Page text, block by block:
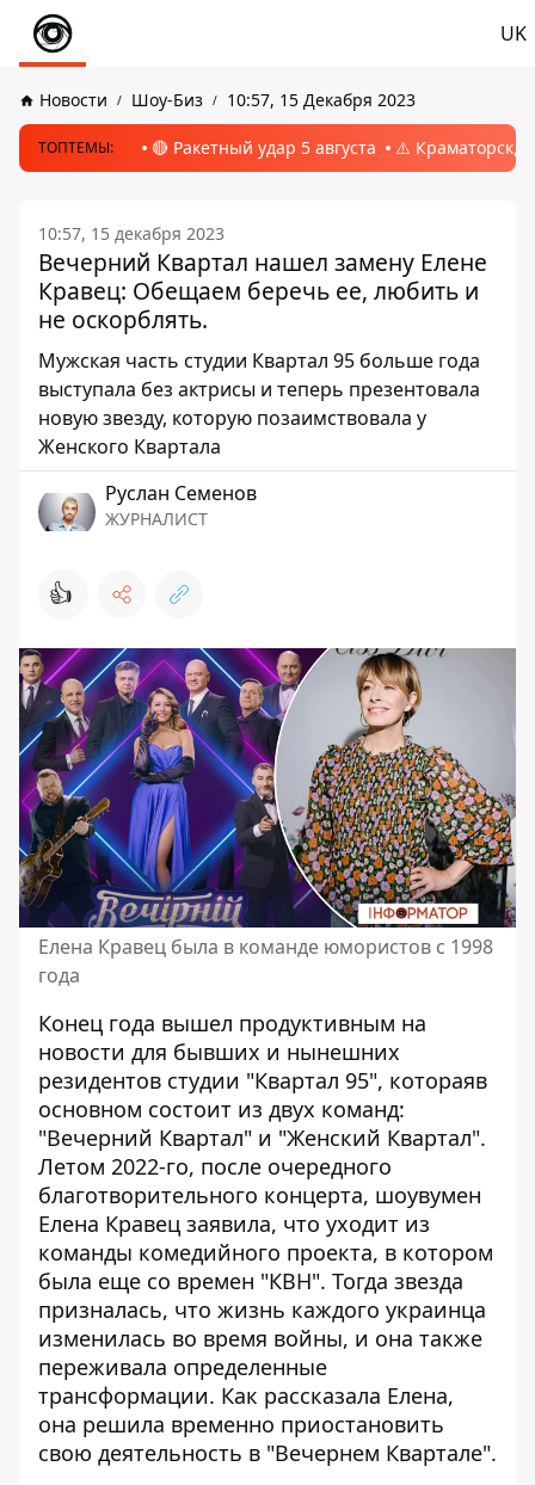
UK
Новости Шоу-Биз 10:57, 15 Декабря 2023
ТОПТЕМЫ: 🔴 Ракетный удар 5 августа ⚠️ Краматорск,
10:57, 15 декабря 2023
Вечерний Квартал нашел замену Елене
Кравец: Обещаем беречь ее, любить и
не оскорблять.
Мужская часть студии Квартал 95 больше года
выступала без актрисы и теперь презентовала
новую звезду, которую позаимствовала у
Женского Квартала
Руслан Семенов
ЖУРНАЛИСТ
👍
Елена Кравец была в команде юмористов с 1998
года
Конец года вышел продуктивным на
новости для бывших и нынешних
резидентов студии "Квартал 95", котораяв
основном состоит из двух команд:
"Вечерний Квартал" и "Женский Квартал".
Летом 2022-го, после очередного
благотворительного концерта, шоувумен
Елена Кравец заявила, что уходит из
команды комедийного проекта, в котором
была еще со времен "КВН". Тогда звезда
призналась, что жизнь каждого украинца
изменилась во время войны, и она также
переживала определенные
трансформации. Как рассказала Елена,
она решила временно приостановить
свою деятельность в "Вечернем Квартале".